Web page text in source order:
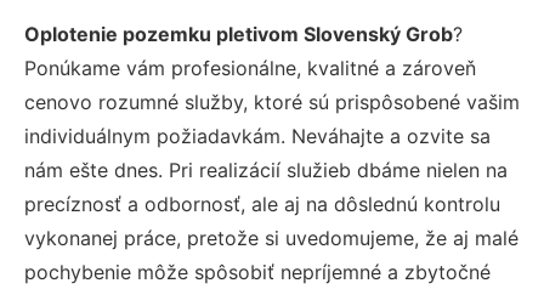
Oplotenie pozemku pletivom Slovenský Grob?
Ponúkame vám profesionálne, kvalitné a zároveň
cenovo rozumné služby, ktoré sú prispôsobené vašim
individuálnym požiadavkám. Neváhajte a ozvite sa
nám ešte dnes. Pri realizácií služieb dbáme nielen na
precíznosť a odbornosť, ale aj na dôslednú kontrolu
vykonanej práce, pretože si uvedomujeme, že aj malé
pochybenie môže spôsobiť nepríjemné a zbytočné